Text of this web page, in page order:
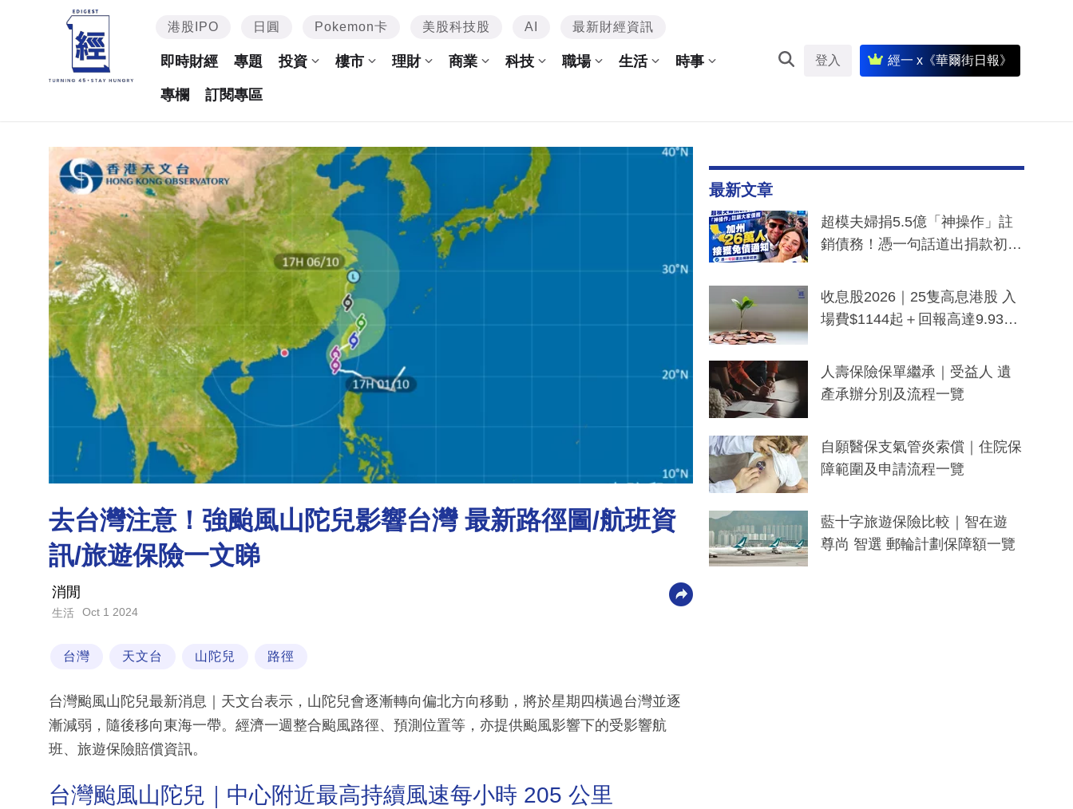
港股IPO 日圓 Pokemon卡 美股科技股 AI 最新財經資訊
即時財經 專題 投資 樓市 理財 商業 科技 職場 生活 時事
專欄 訂閱專區
登入 經一 x《華爾街日報》
去台灣注意！強颱風山陀兒影響台灣 最新路徑圖/航班資
訊/旅遊保險一文睇
消閒
生活 Oct 1 2024
台灣 天文台 山陀兒 路徑
台灣颱風山陀兒最新消息｜天文台表示，山陀兒會逐漸轉向偏北方向移動，將於星期四橫過台灣並逐
漸減弱，隨後移向東海一帶。經濟一週整合颱風路徑、預測位置等，亦提供颱風影響下的受影響航
班、旅遊保險賠償資訊。
台灣颱風山陀兒｜中心附近最高持續風速每小時 205 公里
最新文章
超模夫婦捐5.5億「神操作」註
銷債務！憑一句話道出捐款初
一度被誤當詐騙手段
收息股2026｜25隻高息港股 入
場費$1144起＋回報高達9.93
人壽保險保單繼承｜受益人 遺
產承辦分別及流程一覽
自願醫保支氣管炎索償｜住院保
障範圍及申請流程一覽
藍十字旅遊保險比較｜智在遊
尊尚 智選 郵輪計劃保障額一覽